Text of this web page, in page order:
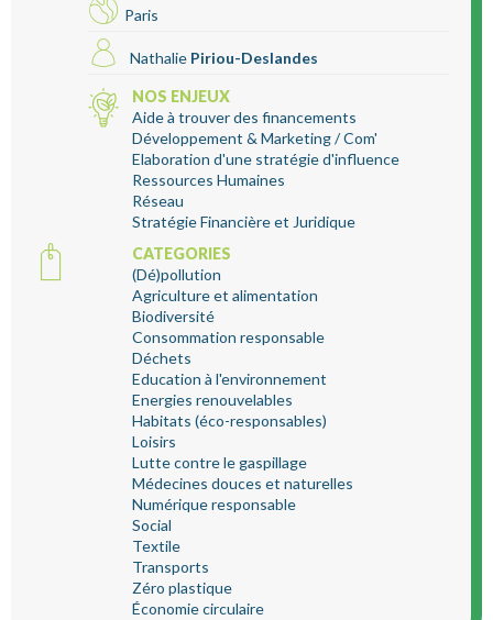
Paris
Nathalie Piriou-Deslandes
NOS ENJEUX
Aide à trouver des financements
Développement & Marketing / Com'
Elaboration d'une stratégie d'influence
Ressources Humaines
Réseau
Stratégie Financière et Juridique
CATEGORIES
(Dé)pollution
Agriculture et alimentation
Biodiversité
Consommation responsable
Déchets
Education à l'environnement
Energies renouvelables
Habitats (éco-responsables)
Loisirs
Lutte contre le gaspillage
Médecines douces et naturelles
Numérique responsable
Social
Textile
Transports
Zéro plastique
Économie circulaire